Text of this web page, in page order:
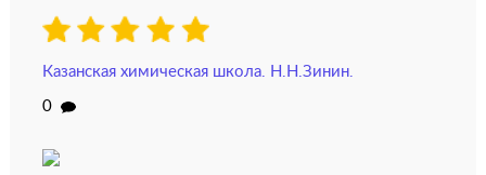
Казанская химическая школа. Н.Н.Зинин.
0